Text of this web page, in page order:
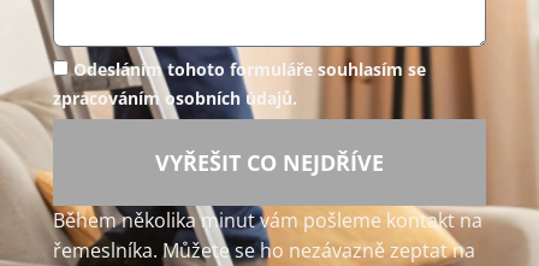
Odesláním tohoto formuláře souhlasím se
zpracováním osobních údajů.
VYŘEŠIT CO NEJDŘÍVE
Během několika minut vám pošleme kontakt na
řemeslníka. Můžete se ho nezávazně zeptat na